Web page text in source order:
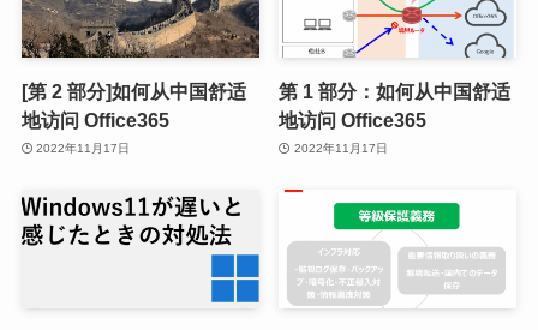
[第 2 部分]如何从中国舒适
地访问 Office365
2022年11月17日
第 1 部分：如何从中国舒适
地访问 Office365
2022年11月17日